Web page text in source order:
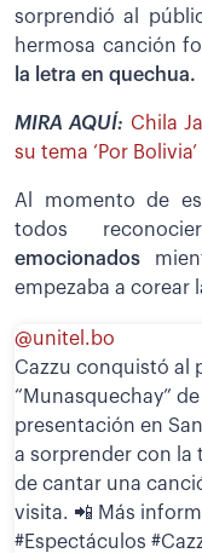
sorprendió al
hermosa canción
la letra en quechua.
MIRA AQUÍ: Chila
su tema ‘Por Bolivia’
Al momento de
todos
emocionados
empezaba a corear
@unitel.bo
Cazzu conquistó al
“Munasquechay”
presentación en
a sorprender con la
de cantar una
visita. 📲 Más
#Espectáculos